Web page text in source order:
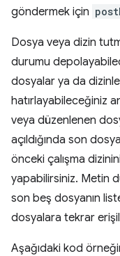
göndermek için
Dosya veya dizin
durumu
dosyalar ya da
hatırlayabileceğiniz
veya düzenlenen
açıldığında son
önceki çalışma
yapabilirsiniz. Metin
son beş dosyanın
dosyalara tekrar
Aşağıdaki kod